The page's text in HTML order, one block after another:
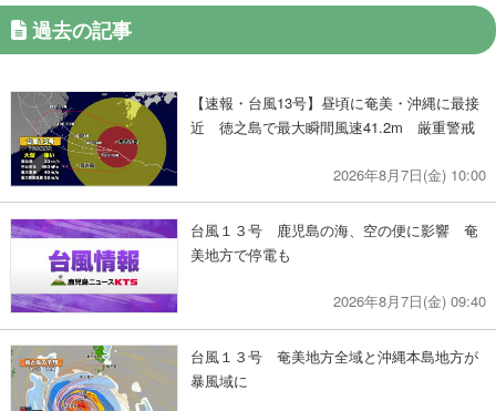
過去の記事
【速報・台風13号】昼頃に奄美・沖縄に最接
近 徳之島で最大瞬間風速41.2m 厳重警戒
2026年8月7日(金) 10:00
台風１３号 鹿児島の海、空の便に影響 奄
美地方で停電も
2026年8月7日(金) 09:40
台風１３号 奄美地方全域と沖縄本島地方が
暴風域に